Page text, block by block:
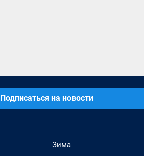
Подписаться на новости
Зима